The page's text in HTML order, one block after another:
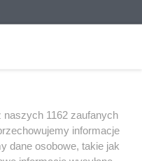
Serwis Informacyjny Miasta
1162 zaufanych
informacje
dane osobowe, takie jak